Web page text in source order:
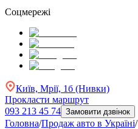
Соцмережі
Київ, Мрії, 1б (Нивки)
Прокласти маршрут
093 213 45 74 Замовити дзвінок
Головна/Продаж авто в Україні/